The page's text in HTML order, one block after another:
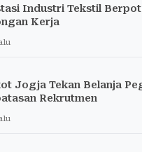
Industri Tekstil
Kerja
Jogja Tekan Belanja
Rekrutmen